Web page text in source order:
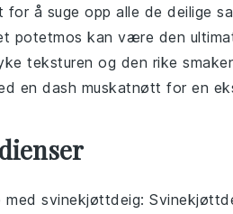
å suge opp alle de deilige
potetmos kan være den
teksturen og den rike
en dash muskatnøtt for en
svinekjøttdeig: